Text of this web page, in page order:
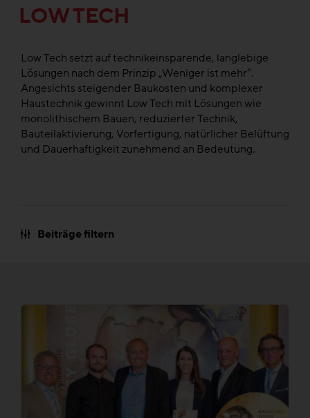
LOW TECH
Low Tech setzt auf technikeinsparende, langlebige
Lösungen nach dem Prinzip „Weniger ist mehr“.
Angesichts steigender Baukosten und komplexer
Haustechnik gewinnt Low Tech mit Lösungen wie
monolithischem Bauen, reduzierter Technik,
Bauteilaktivierung, Vorfertigung, natürlicher Belüftung
und Dauerhaftigkeit zunehmend an Bedeutung.
Beiträge filtern